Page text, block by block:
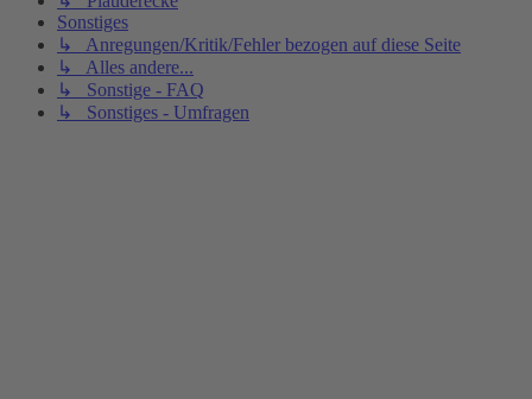
Sonstiges
↳ Anregungen/Kritik/Fehler bezogen auf diese Seite
↳ Alles andere...
↳ Sonstige - FAQ
↳ Sonstiges - Umfragen